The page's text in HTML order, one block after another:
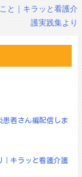
と｜キラッと看護介
護実践集より
者さん編配信しま
｜キラッと看護介護